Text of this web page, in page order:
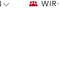
UNTERMENÜ
WIR